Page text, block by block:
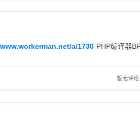
a/1730PHP编译器
暂无评论